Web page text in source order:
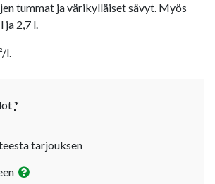
tummat ja värikylläiset sävyt. Myös
ja 2,7 l.
l.
*
tarjouksen